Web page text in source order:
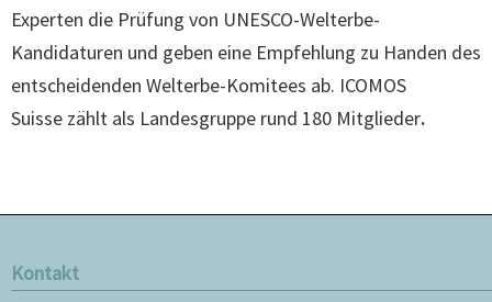
Experten die Prüfung von UNESCO-Welterbe-
Kandidaturen und geben eine Empfehlung zu Handen des
entscheidenden Welterbe-Komitees ab. ICOMOS
Suisse zählt als Landesgruppe rund 180 Mitglieder.
Kontakt